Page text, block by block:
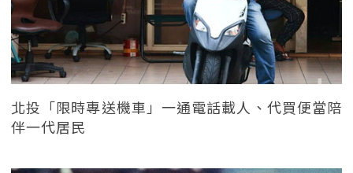
北投「限時專送機車」一通電話載人、代買便當陪
伴一代居民